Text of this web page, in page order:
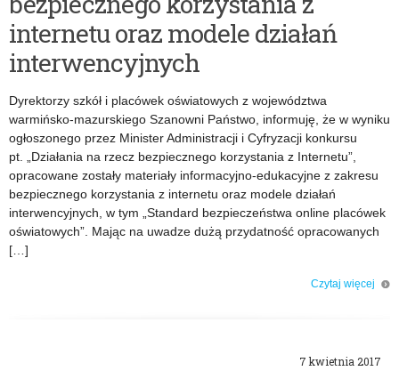
internetu oraz modele działań
interwencyjnych
Dyrektorzy szkół i placówek oświatowych z województwa
warmińsko-mazurskiego Szanowni Państwo, informuję, że w wyniku
ogłoszonego przez Minister Administracji i Cyfryzacji konkursu
pt. „Działania na rzecz bezpiecznego korzystania z Internetu”,
opracowane zostały materiały informacyjno-edukacyjne z zakresu
bezpiecznego korzystania z internetu oraz modele działań
interwencyjnych, w tym „Standard bezpieczeństwa online placówek
oświatowych”. Mając na uwadze dużą przydatność opracowanych
[…]
Czytaj więcej
7 kwietnia 2017